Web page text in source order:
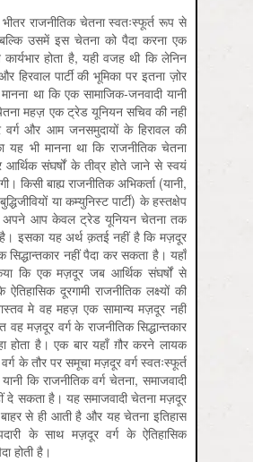
राजनीतिक चेतना स्वतःस्फूर्त रूप से
बल्कि उसमें इस चेतना को पैदा करना एक
होता है, यही वजह थी कि लेनिन
पार्टी की भूमिका पर इतना ज़ोर
था कि एक सामाजिक-जनवादी यानी
महज़ एक ट्रेड यूनियन सचिव की नहीं
वर्ग और आम जनसमुदायों के हिरावल की
यह भी मानना था कि राजनीतिक चेतना
आर्थिक संघर्षों के तीव्र होते जाने से स्वयं
किसी बाह्य राजनीतिक अभिकर्ता (यानी,
या कम्युनिस्ट पार्टी) के हस्तक्षेप
अपने आप केवल ट्रेड यूनियन चेतना तक
इसका यह अर्थ क़तई नहीं है कि मज़दूर
सिद्धान्तकार नहीं पैदा कर सकता है। यहाँ
कि एक मज़दूर जब आर्थिक संघर्षों से
दूरगामी राजनीतिक लक्ष्यों की
मे वह महज़ एक सामान्य मज़दूर नहीं
वह मज़दूर वर्ग के राजनीतिक सिद्धान्तकार
होता है। एक बार यहाँ ग़ौर करने लायक
के तौर पर समूचा मज़दूर वर्ग स्वतःस्फूर्त
कि राजनीतिक वर्ग चेतना, समाजवादी
दे सकता है। यह समाजवादी चेतना मज़दूर
से ही आती है और यह चेतना इतिहास
के साथ मज़दूर वर्ग के ऐतिहासिक
होती है।